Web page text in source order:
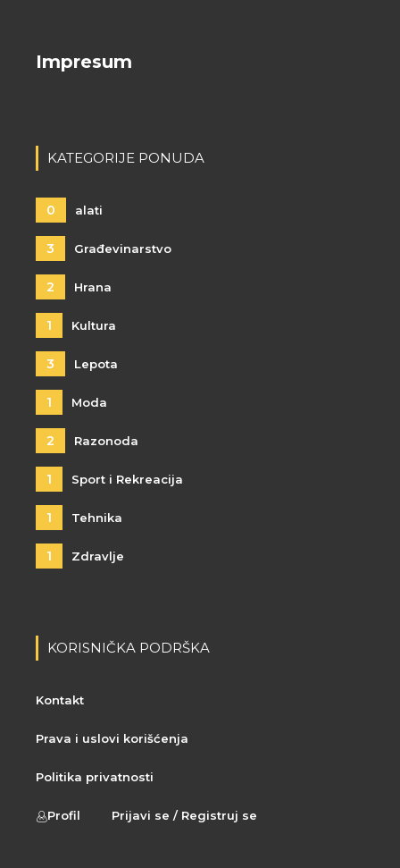
Impresum
KATEGORIJE PONUDA
0 alati
3 Građevinarstvo
2 Hrana
1 Kultura
3 Lepota
1 Moda
2 Razonoda
1 Sport i Rekreacija
1 Tehnika
1 Zdravlje
KORISNIČKA PODRŠKA
Kontakt
Prava i uslovi korišćenja
Politika privatnosti
Profil Prijavi se / Registruj se